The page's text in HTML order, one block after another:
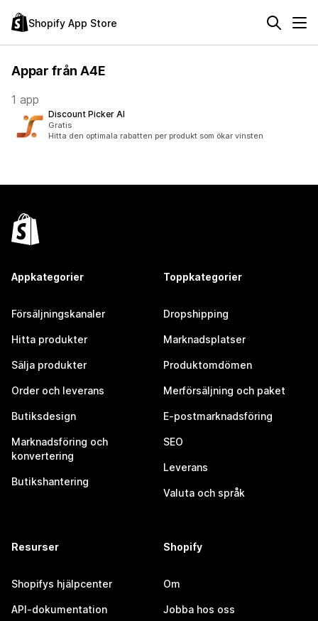
Shopify App Store
Appar från A4E
1 app
Discount Picker AI
Gratis
Hitta den optimala rabatten per produkt som ökar vinsten
Appkategorier
Försäljningskanaler
Hitta produkter
Sälja produkter
Order och leverans
Butiksdesign
Marknadsföring och
konvertering
Butikshantering
Toppkategorier
Dropshipping
Marknadsplatser
Produktomdömen
Merförsäljning och paket
E-postmarknadsföring
SEO
Leverans
Valuta och språk
Resurser
Shopifys hjälpcenter
API-dokumentation
Shopify
Om
Jobba hos oss